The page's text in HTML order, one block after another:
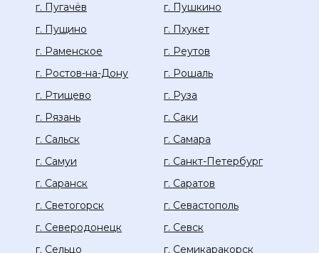
г. Пугачёв
г. Пушкино
г. Пущино
г. Пхукет
г. Раменское
г. Реутов
г. Ростов-на-Дону
г. Рошаль
г. Ртищево
г. Руза
г. Рязань
г. Саки
г. Сальск
г. Самара
г. Самуи
г. Санкт-Петербург
г. Саранск
г. Саратов
г. Светогорск
г. Севастополь
г. Северодонецк
г. Севск
г. Сельцо
г. Семикаракорск